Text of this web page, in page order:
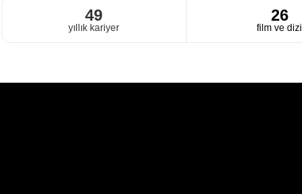
49
yıllık kariyer
26
film ve dizi